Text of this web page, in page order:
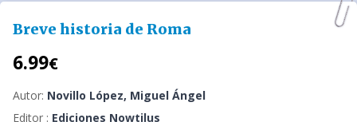
Breve historia de Roma
6.99€
Autor: Novillo López, Miguel Ángel
Editor : Ediciones Nowtilus